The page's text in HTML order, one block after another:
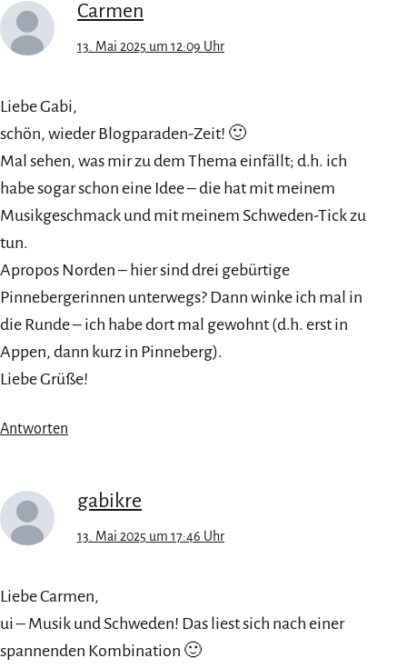
Carmen
13. Mai 2025 um 12:09 Uhr
Liebe Gabi,
schön, wieder Blogparaden-Zeit! 🙂
Mal sehen, was mir zu dem Thema einfällt; d.h. ich
habe sogar schon eine Idee – die hat mit meinem
Musikgeschmack und mit meinem Schweden-Tick zu
tun.
Apropos Norden – hier sind drei gebürtige
Pinnebergerinnen unterwegs? Dann winke ich mal in
die Runde – ich habe dort mal gewohnt (d.h. erst in
Appen, dann kurz in Pinneberg).
Liebe Grüße!
Antworten
gabikre
13. Mai 2025 um 17:46 Uhr
Liebe Carmen,
ui – Musik und Schweden! Das liest sich nach einer
spannenden Kombination 🙂